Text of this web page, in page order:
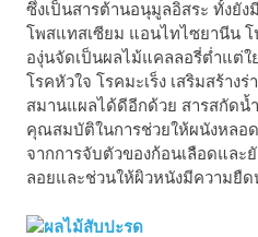
ซึ่งเป็นสารต้านอนุมูลอิสระ ทั้งยั
โพสแทสเซียม แอนไทไซยานีน
องุ่นจัดเป็นผลไม้แคลลอรี่ต่ำแต่ใ
โรคหัวใจ โรคมะเร็ง เสริมสร้าง
สมานแผลได้ดีอีกด้วย สารสกัดน้
คุณสมบัติในการช่วยให้ผนังหลอด
จากการจับตัวของก้อนเลือดแล
ลอยและช่วนให้ผิวหนังมีความยื